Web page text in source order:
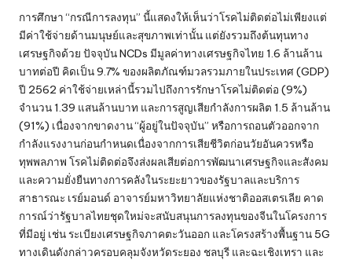
การศึกษา “กรณีการลงทุน” นี้แสดงให้เห็นว่าโรคไม่ติดต่อไม่เพียงแต่
มีค่าใช้จ่ายด้านมนุษย์และสุขภาพเท่านั้น แต่ยังรวมถึงต้นทุนทาง
เศรษฐกิจด้วย ปัจจุบัน NCDs มีมูลค่าทางเศรษฐกิจไทย 1.6 ล้านล้าน
บาทต่อปี คิดเป็น 9.7% ของผลิตภัณฑ์มวลรวมภายในประเทศ (GDP)
ปี 2562 ค่าใช้จ่ายเหล่านี้รวมไปถึงการรักษาโรคไม่ติดต่อ (9%)
จำนวน 1.39 แสนล้านบาท และการสูญเสียกำลังการผลิต 1.5 ล้านล้าน
(91%) เนื่องจากขาดงาน “ผู้อยู่ในปัจจุบัน” หรือการถอนตัวออกจาก
กำลังแรงงานก่อนกำหนดเนื่องจากการเสียชีวิตก่อนวัยอันควรหรือ
ทุพพลภาพ โรคไม่ติดต่อจึงส่งผลเสียต่อการพัฒนาเศรษฐกิจและสังคม
และความยั่งยืนทางการคลังในระยะยาวของรัฐบาลและบริการ
สาธารณะ เรย์มอนด์ อาจารย์มหาวิทยาลัยแห่งชาติออสเตรเลีย คาด
การณ์ว่ารัฐบาลไทยชุดใหม่จะสนับสนุนการลงทุนของจีนในโครงการ
ที่มีอยู่ เช่น ระเบียงเศรษฐกิจภาคตะวันออก และโครงสร้างพื้นฐาน 5G
ทางเดินดังกล่าวครอบคลุมจังหวัดระยอง ชลบุรี และฉะเชิงเทรา และ